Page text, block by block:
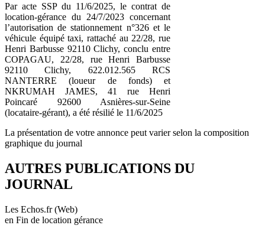
Par acte SSP du 11/6/2025, le contrat de
location-gérance du 24/7/2023 concernant
l’autorisation de stationnement n°326 et le
véhicule équipé taxi, rattaché au 22/28, rue
Henri Barbusse 92110 Clichy, conclu entre
COPAGAU, 22/28, rue Henri Barbusse
92110 Clichy, 622.012.565 RCS
NANTERRE (loueur de fonds) et
NKRUMAH JAMES, 41 rue Henri
Poincaré 92600 Asnières-sur-Seine
(locataire-gérant), a été résilié le 11/6/2025
La présentation de votre annonce peut varier selon la composition
graphique du journal
AUTRES PUBLICATIONS DU
JOURNAL
Les Echos.fr (Web)
en Fin de location gérance